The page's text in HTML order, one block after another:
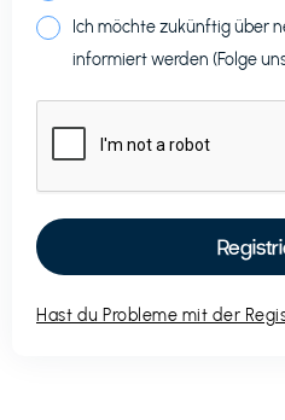
Ich möchte zukünftig über
informiert werden (Folge
Hast du Probleme mit der